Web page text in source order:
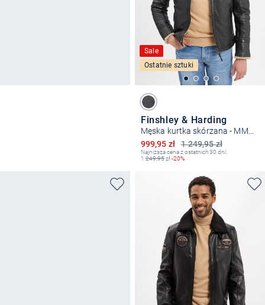
Sale
Ostatnie sztuki
Finshley & Harding
1 249,95 zł
Obniżona cena
999,95 zł
Najniższa cena z ostatnich 30 dni:
1 249,95zł-20%